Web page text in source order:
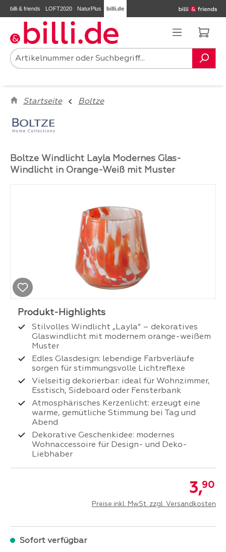
Zum Hauptinhalt springen
billi & friends LOFT2020 NaturPlus billi.de
Startseite Boltze
Boltze Windlicht Layla Modernes Glas-
Windlicht in Orange-Weiß mit Muster
Stilvolles Windlicht „Layla“ – dekoratives
Glaswindlicht mit modernem orange-weißem
Muster
Edles Glasdesign: lebendige Farbverläufe
sorgen für stimmungsvolle Lichtreflexe
Vielseitig dekorierbar: ideal für Wohnzimmer,
Esstisch, Sideboard oder Fensterbank
Atmosphärisches Kerzenlicht: erzeugt eine
warme, gemütliche Stimmung bei Tag und
Abend
Dekorative Geschenkidee: modernes
Wohnaccessoire für Design- und Deko-
Liebhaber
3,90
Preise inkl. MwSt. zzgl. Versandkosten
Sofort verfügbar